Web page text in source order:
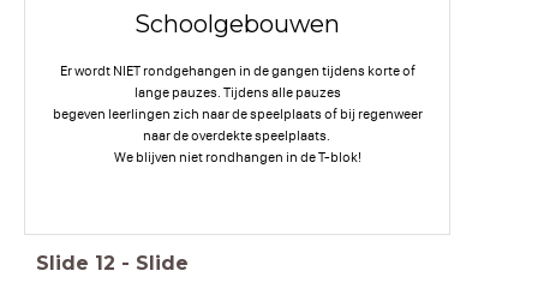
Schoolgebouwen
Er wordt NIET rondgehangen in de gangen tijdens korte of
lange pauzes. Tijdens alle pauzes
begeven leerlingen zich naar de speelplaats of bij regenweer
naar de overdekte speelplaats.
We blijven niet rondhangen in de T-blok!
Slide 12 - Slide